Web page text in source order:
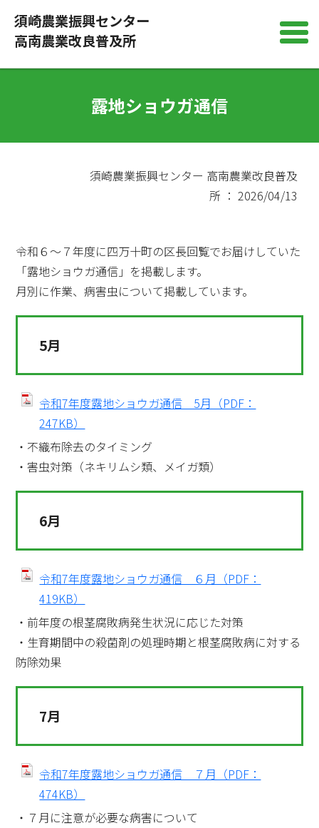
須崎農業振興センター
高南農業改良普及所
露地ショウガ通信
須崎農業振興センター 高南農業改良普及
所 ： 2026/04/13
令和６～７年度に四万十町の区長回覧でお届けしていた
「露地ショウガ通信」を掲載します。
月別に作業、病害虫について掲載しています。
5月
令和7年度露地ショウガ通信 5月（PDF：
247KB）
・不織布除去のタイミング
・害虫対策（ネキリムシ類、メイガ類）
6月
令和7年度露地ショウガ通信 ６月（PDF：
419KB）
・前年度の根茎腐敗病発生状況に応じた対策
・生育期間中の殺菌剤の処理時期と根茎腐敗病に対する
防除効果
7月
令和7年度露地ショウガ通信 ７月（PDF：
474KB）
・７月に注意が必要な病害について